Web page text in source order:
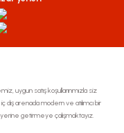
uygun satış koşullarınmızla siz
arenada modern ve atılımcı bir
yerine getirmeye çalışmaktayız.